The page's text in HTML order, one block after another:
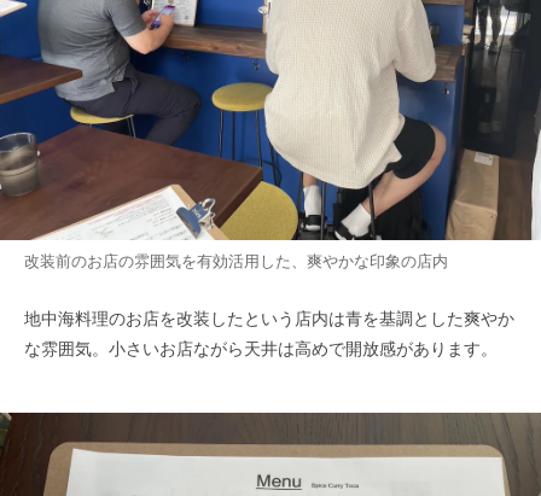
改装前のお店の雰囲気を有効活用した、爽やかな印象の店内
地中海料理のお店を改装したという店内は青を基調とした爽やか
な雰囲気。小さいお店ながら天井は高めで開放感があります。